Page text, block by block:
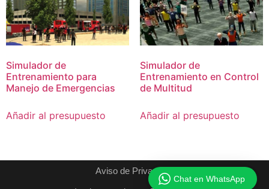
Simulador de
Entrenamiento para
Manejo de Emergencias
Añadir al presupuesto
Simulador de
Entrenamiento en Control
de Multitud
Añadir al presupuesto
Aviso de Privacidad
Chat en WhatsApp